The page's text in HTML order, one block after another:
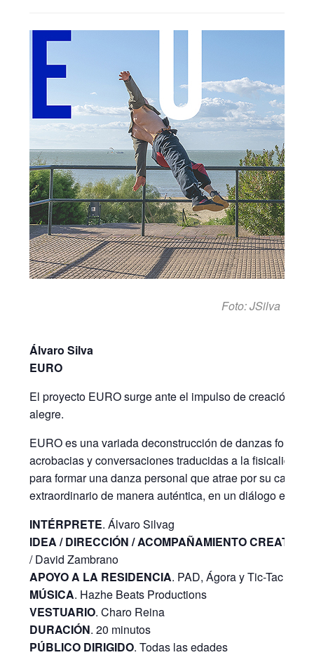
Foto: JSilva
Álvaro Silva
EURO
El proyecto EURO surge ante el impulso de creación de
alegre.
EURO es una variada deconstrucción de danzas
acrobacias y conversaciones traducidas a la fisicalidad;
para formar una danza personal que atrae por su
extraordinario de manera auténtica, en un diálogo
INTÉRPRETE. Álvaro Silvag
IDEA / DIRECCIÓN / ACOMPAÑAMIENTO CREATIVO
/ David Zambrano
APOYO A LA RESIDENCIA. PAD, Ágora y Tic-Tac Art
MÚSICA. Hazhe Beats Productions
VESTUARIO. Charo Reina
DURACIÓN. 20 minutos
PÚBLICO DIRIGIDO. Todas las edades